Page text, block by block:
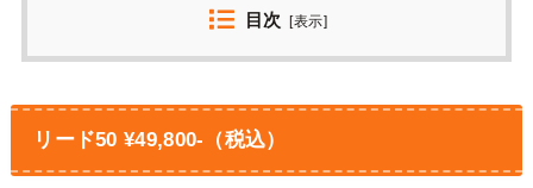
目次 [表示]
リード50 ¥49,800-（税込）